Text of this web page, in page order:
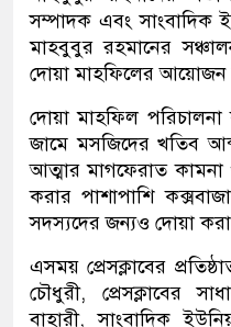
সম্পাদক এবং সাংবাদিক
মাহবুবুর রহমানের
দোয়া মাহফিলের আয়োজন
দোয়া মাহফিল
জামে মসজিদের খতিব
আত্মার মাগফেরাত
করার পাশাপাশি
সদস্যদের জন্যও দোয়া
এসময় প্রেসক্লাবের
চৌধুরী, প্রেসক্লাবের
বাহারী, সাংবাদিক